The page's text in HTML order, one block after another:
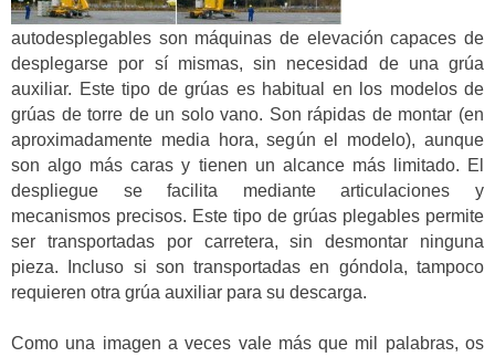
autodesplegables son máquinas de elevación capaces de
desplegarse por sí mismas, sin necesidad de una grúa
auxiliar. Este tipo de grúas es habitual en los modelos de
grúas de torre de un solo vano. Son rápidas de montar (en
aproximadamente media hora, según el modelo), aunque
son algo más caras y tienen un alcance más limitado. El
despliegue se facilita mediante articulaciones y
mecanismos precisos. Este tipo de grúas plegables permite
ser transportadas por carretera, sin desmontar ninguna
pieza. Incluso si son transportadas en góndola, tampoco
requieren otra grúa auxiliar para su descarga.
Como una imagen a veces vale más que mil palabras, os